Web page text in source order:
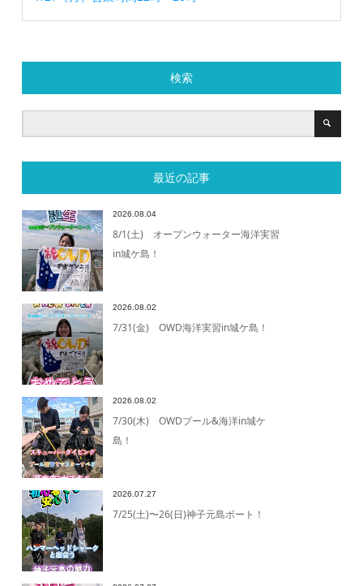
検索
最近の記事
2026.08.04
8/1(土) オープンウォーター海洋実習
in城ケ島！
2026.08.02
7/31(金) OWD海洋実習in城ケ島！
2026.08.02
7/30(木) OWDプール&海洋in城ケ
島！
2026.07.27
7/25(土)〜26(日)神子元島ボート！